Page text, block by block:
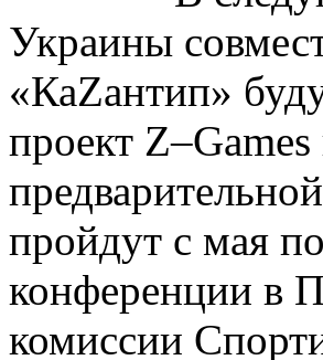
Украины
«КаZантип»
проект
пройдут с мая
конференции в
комиссии